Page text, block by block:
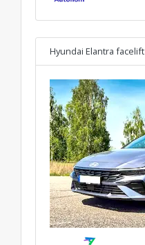
Hyundai Elantra facelift